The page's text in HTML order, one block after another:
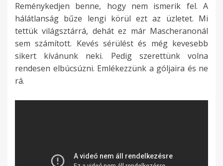
Reménykedjen benne, hogy nem ismerik fel. A
hálátlanság bűze lengi körül ezt az üzletet. Mi
tettük világsztárrá, dehát ez már Mascheranonál
sem számított. Kevés sérülést és még kevesebb
sikert kívánunk neki. Pedig szerettünk volna
rendesen elbúcsúzni. Emlékezzünk a góljaira és ne
rá.